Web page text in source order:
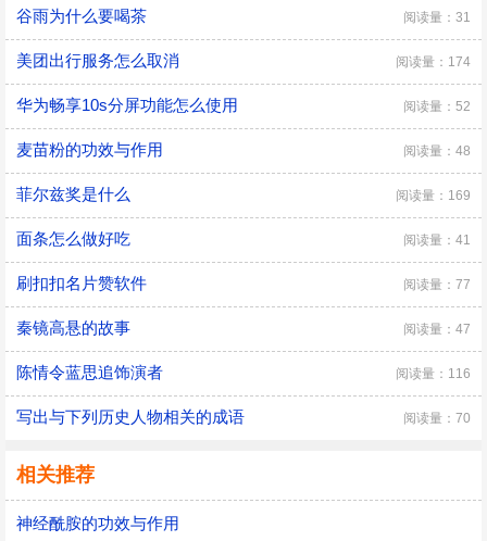
谷雨为什么要喝茶 阅读量：31
美团出行服务怎么取消 阅读量：174
华为畅享10s分屏功能怎么使用 阅读量：52
麦苗粉的功效与作用 阅读量：48
菲尔兹奖是什么 阅读量：169
面条怎么做好吃 阅读量：41
刷扣扣名片赞软件 阅读量：77
秦镜高悬的故事 阅读量：47
陈情令蓝思追饰演者 阅读量：116
写出与下列历史人物相关的成语 阅读量：70
相关推荐
神经酰胺的功效与作用